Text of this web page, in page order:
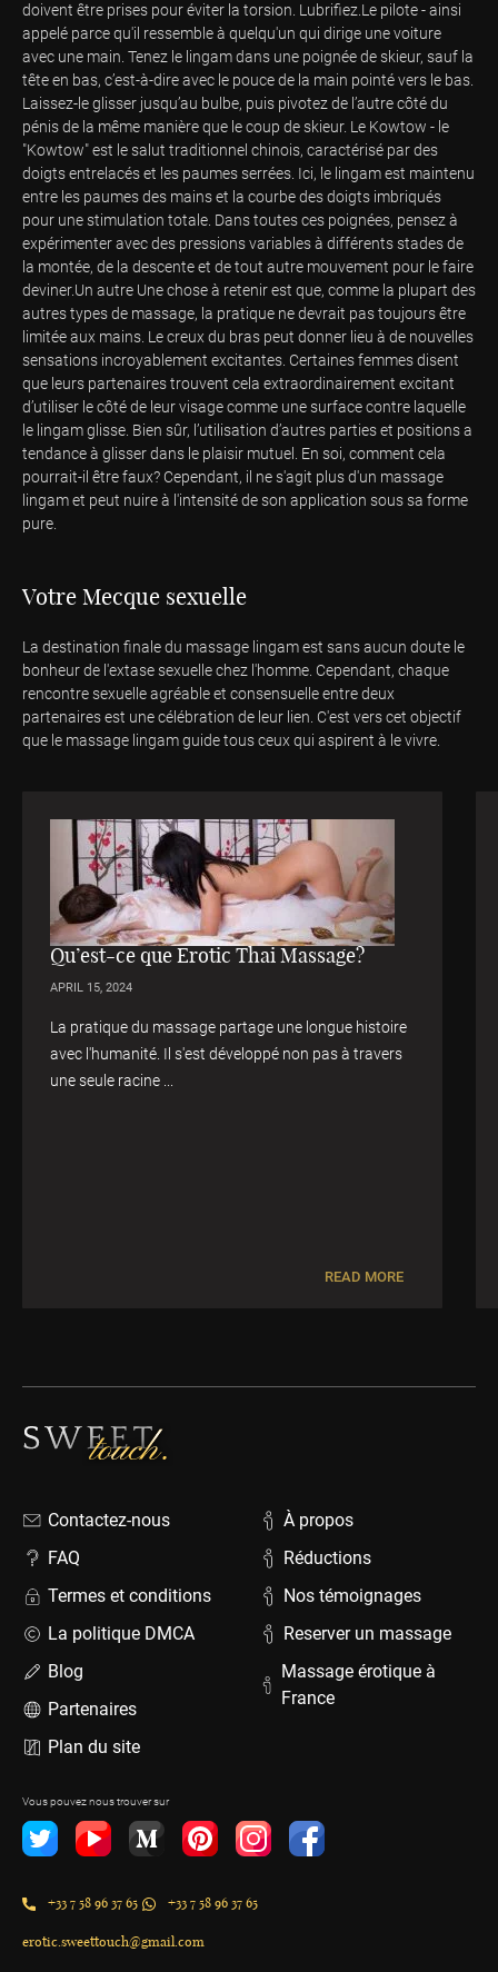
doivent être prises pour éviter la torsion. Lubrifiez.Le pilote - ainsi
appelé parce qu'il ressemble à quelqu'un qui dirige une voiture
avec une main. Tenez le lingam dans une poignée de skieur, sauf la
tête en bas, c’est-à-dire avec le pouce de la main pointé vers le bas.
Laissez-le glisser jusqu’au bulbe, puis pivotez de l’autre côté du
pénis de la même manière que le coup de skieur. Le Kowtow - le
"Kowtow" est le salut traditionnel chinois, caractérisé par des
doigts entrelacés et les paumes serrées. Ici, le lingam est maintenu
entre les paumes des mains et la courbe des doigts imbriqués
pour une stimulation totale. Dans toutes ces poignées, pensez à
expérimenter avec des pressions variables à différents stades de
la montée, de la descente et de tout autre mouvement pour le faire
deviner.Un autre Une chose à retenir est que, comme la plupart des
autres types de massage, la pratique ne devrait pas toujours être
limitée aux mains. Le creux du bras peut donner lieu à de nouvelles
sensations incroyablement excitantes. Certaines femmes disent
que leurs partenaires trouvent cela extraordinairement excitant
d’utiliser le côté de leur visage comme une surface contre laquelle
le lingam glisse. Bien sûr, l’utilisation d’autres parties et positions a
tendance à glisser dans le plaisir mutuel. En soi, comment cela
pourrait-il être faux? Cependant, il ne s'agit plus d'un massage
lingam et peut nuire à l'intensité de son application sous sa forme
pure.
Votre Mecque sexuelle
La destination finale du massage lingam est sans aucun doute le
bonheur de l'extase sexuelle chez l'homme. Cependant, chaque
rencontre sexuelle agréable et consensuelle entre deux
partenaires est une célébration de leur lien. C'est vers cet objectif
que le massage lingam guide tous ceux qui aspirent à le vivre.
Qu’est-ce que Erotic Thai Massage?
APRIL 15, 2024
La pratique du massage partage une longue histoire
avec l'humanité. Il s'est développé non pas à travers
une seule racine ...
READ MORE
Vous pouvez nous trouver sur
Contactez-nous
FAQ
Termes et conditions
La politique DMCA
Blog
Partenaires
Plan du site
À propos
Réductions
Nos témoignages
Reserver un massage
Massage érotique à
France
+33 7 58 96 37 65 +33 7 58 96 37 65
erotic.sweettouch@gmail.com